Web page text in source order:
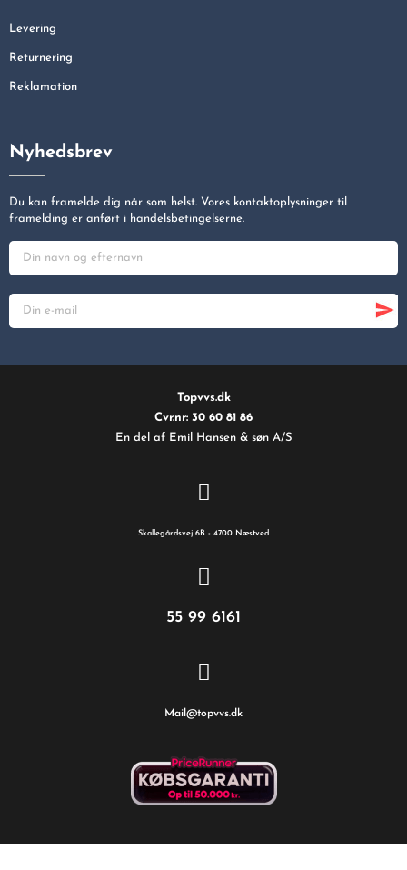
Levering
Returnering
Reklamation
Nyhedsbrev
Du kan framelde dig når som helst. Vores kontaktoplysninger til
framelding er anført i handelsbetingelserne.
Topvvs.dk
Cvr.nr: 30 60 81 86
En del af Emil Hansen & søn A/S
Skallegårdsvej 6B - 4700 Næstved
55 99 6161
Mail@topvvs.dk